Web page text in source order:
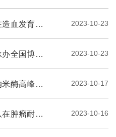
郑州大学生命科学学院在造血发育研究领域取得新进展 2023-10-23
郑州大学第五附属医院承办全国博士后学术交流论坛 2023-10-23
郑州大学承办首届中国纳米酶高峰论坛 2023-10-17
郑州大学江秉华教授团队在肿瘤耐药和发生发展研究领域取得积极进展 2023-10-16